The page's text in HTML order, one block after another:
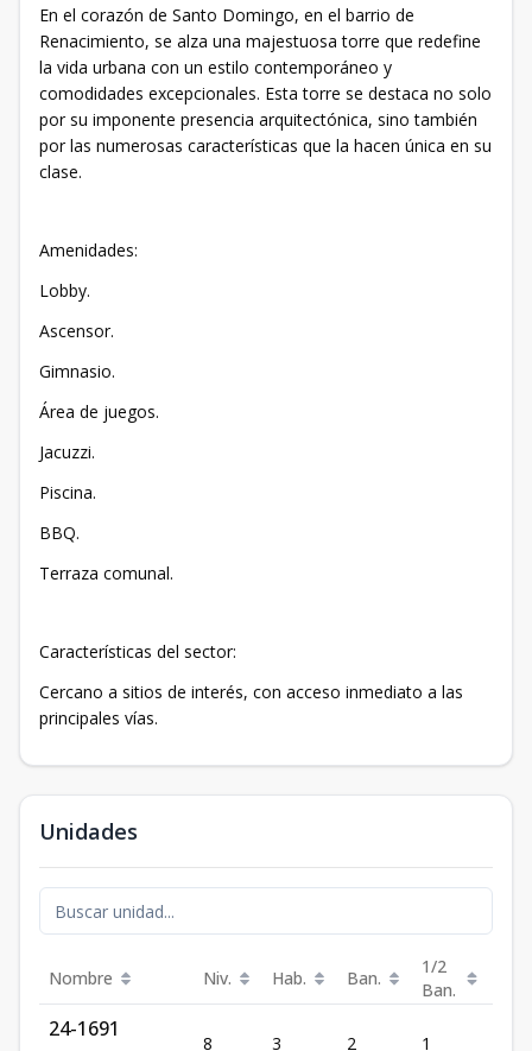
En el corazón de Santo Domingo, en el barrio de
Renacimiento, se alza una majestuosa torre que redefine
la vida urbana con un estilo contemporáneo y
comodidades excepcionales. Esta torre se destaca no solo
por su imponente presencia arquitectónica, sino también
por las numerosas características que la hacen única en su
clase.
Amenidades:
Lobby.
Ascensor.
Gimnasio.
Área de juegos.
Jacuzzi.
Piscina.
BBQ.
Terraza comunal.
Características del sector:
Cercano a sitios de interés, con acceso inmediato a las
principales vías.
Unidades
Nombre Niv. Hab. Ban.
1/2
Ban.
24-1691
8 3 2 1